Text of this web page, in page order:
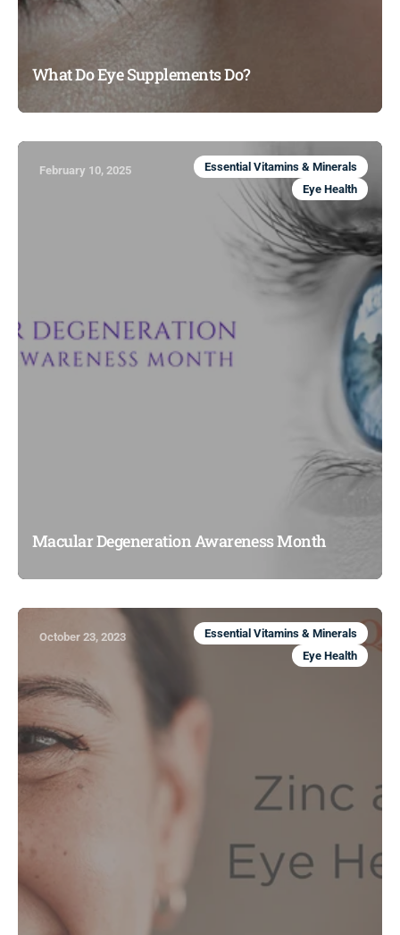
What Do Eye Supplements Do?
February 10, 2025
Essential Vitamins & Minerals
Eye Health
Macular Degeneration Awareness Month
October 23, 2023
Essential Vitamins & Minerals
Eye Health